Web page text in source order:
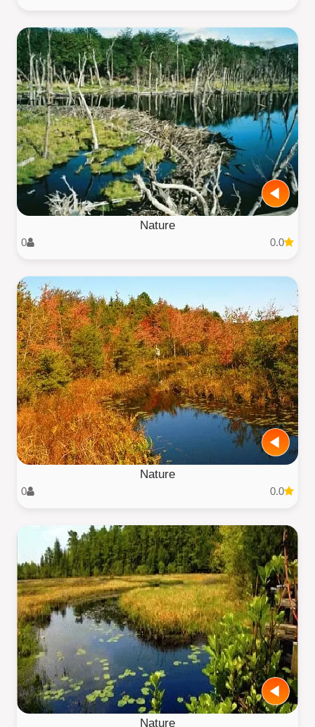
Nature
0.0
0
Nature
0.0
0
Nature